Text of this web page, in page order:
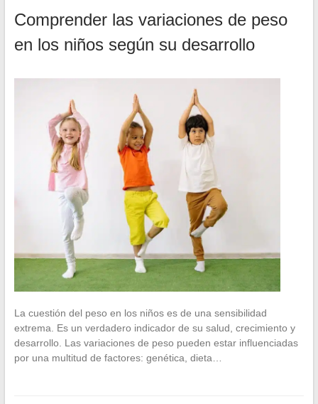
Comprender las variaciones de peso
en los niños según su desarrollo
La cuestión del peso en los niños es de una sensibilidad
extrema. Es un verdadero indicador de su salud, crecimiento y
desarrollo. Las variaciones de peso pueden estar influenciadas
por una multitud de factores: genética, dieta…